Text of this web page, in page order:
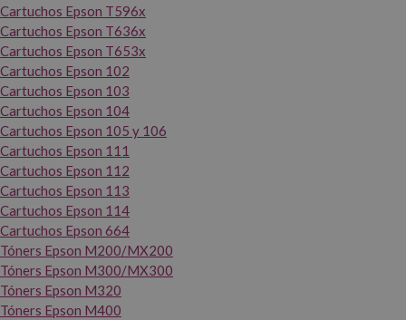
Cartuchos Epson T596x
Cartuchos Epson T636x
Cartuchos Epson T653x
Cartuchos Epson 102
Cartuchos Epson 103
Cartuchos Epson 104
Cartuchos Epson 105 y 106
Cartuchos Epson 111
Cartuchos Epson 112
Cartuchos Epson 113
Cartuchos Epson 114
Cartuchos Epson 664
Tóners Epson M200/MX200
Tóners Epson M300/MX300
Tóners Epson M320
Tóners Epson M400